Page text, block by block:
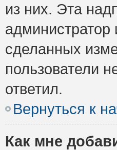
из них. Эта
администратор
сделанных
пользователи
ответил.
Вернуться к
Как мне